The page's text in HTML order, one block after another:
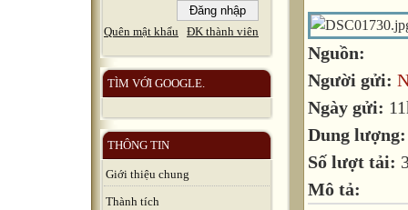
Quên mật khẩu ĐK thành viên
TÌM VỚI GOOGLE.
THÔNG TIN
Giới thiệu chung
Thành tích
Nguồn:
Người gửi:
Ngày gửi:
Dung
Số lượt tải:
Mô tả: